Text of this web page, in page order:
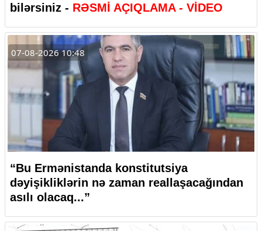
bilərsiniz - RƏSMİ AÇIQLAMA - VİDEO
07-08-2026 10:48
“Bu Ermənistanda konstitutsiya
dəyişikliklərin nə zaman reallaşacağından
asılı olacaq...”